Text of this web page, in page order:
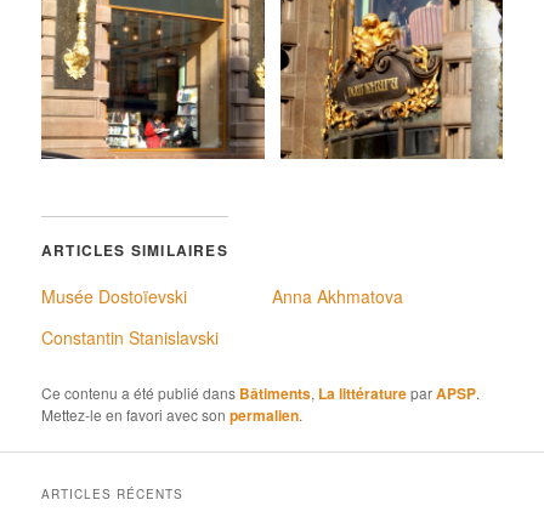
ARTICLES SIMILAIRES
Musée Dostoïevski
Anna Akhmatova
Constantin Stanislavski
Ce contenu a été publié dans Bâtiments, La littératureparAPSP.
Mettez-le en favori avec sonpermalien.
ARTICLES RÉCENTS